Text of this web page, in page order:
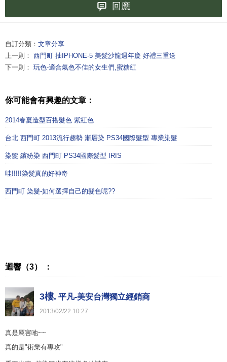
回應
自訂分類： 文章分享
上一則： 西門町 抽IPHONE-5 美髮沙龍週年慶 好禮三重送
下一則： 玩色-適合氣色不佳的女生們,蜜糖紅
你可能會有興趣的文章：
2014春夏造型百搭髮色 紫紅色
台北 西門町 2013流行趨勢 漸層染 PS34國際髮型 專業染髮
染髮 繽紛染 西門町 PS34國際髮型 IRIS
哇!!!!!染髮真的好神奇
西門町 染髮-如何選擇自己的髮色呢??
迴響（3） ：
3樓. 平凡-美安台灣獨立經銷商
2013/02/22 10:27
真是厲害吔~~
真的是"術業有專攻"